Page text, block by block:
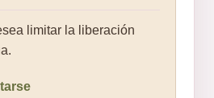
limitar la liberación